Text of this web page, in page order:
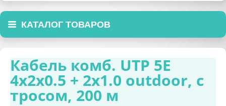
КАТАЛОГ ТОВАРОВ
Кабель комб. UTP 5E
4x2x0.5 + 2x1.0 outdoor, с
тросом, 200 м